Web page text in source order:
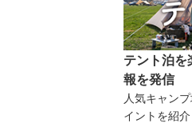
テント泊を
報を発信
人気キャン
イントを紹介